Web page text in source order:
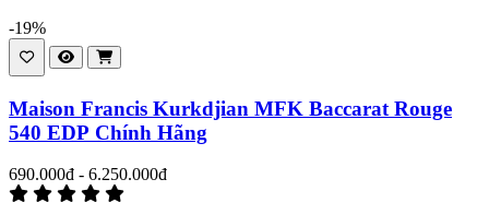
-19%
Maison Francis Kurkdjian MFK Baccarat Rouge
540 EDP Chính Hãng
690.000đ - 6.250.000đ